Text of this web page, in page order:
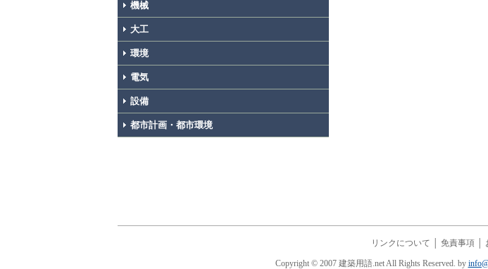
機械
大工
環境
電気
設備
都市計画・都市環境
リンクについて 免責事項
Copyright © 2007 建築用語.net All Rights Reserved. by